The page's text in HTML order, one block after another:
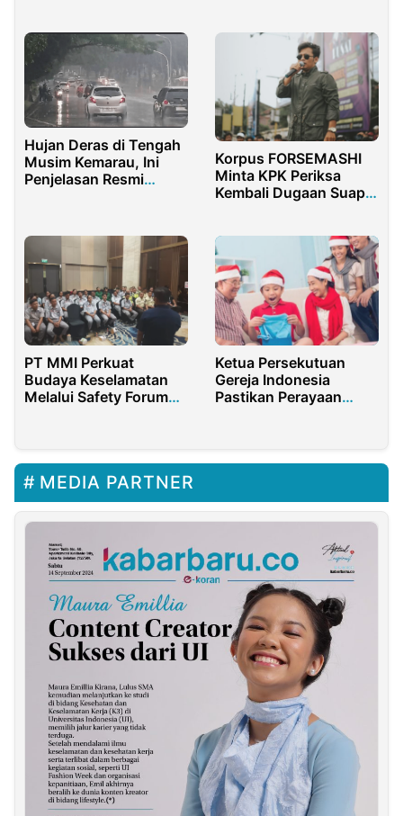
Hujan Deras di Tengah
Musim Kemarau, Ini
Penjelasan Resmi
Korpus FORSEMASHI
Minta KPK Periksa
Kembali Dugaan Suap
PT MMI Perkuat
Budaya Keselamatan
Melalui Safety Forum
Ketua Persekutuan
Gereja Indonesia
Pastikan Perayaan
MEDIA PARTNER